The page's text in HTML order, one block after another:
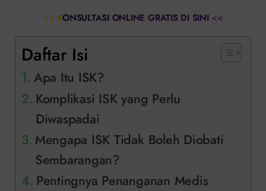
>> KONSULTASI ONLINE GRATIS DI SINI <<
Daftar Isi
Apa Itu ISK?
Komplikasi ISK yang Perlu
Diwaspadai
Mengapa ISK Tidak Boleh Diobati
Sembarangan?
Pentingnya Penanganan Medis